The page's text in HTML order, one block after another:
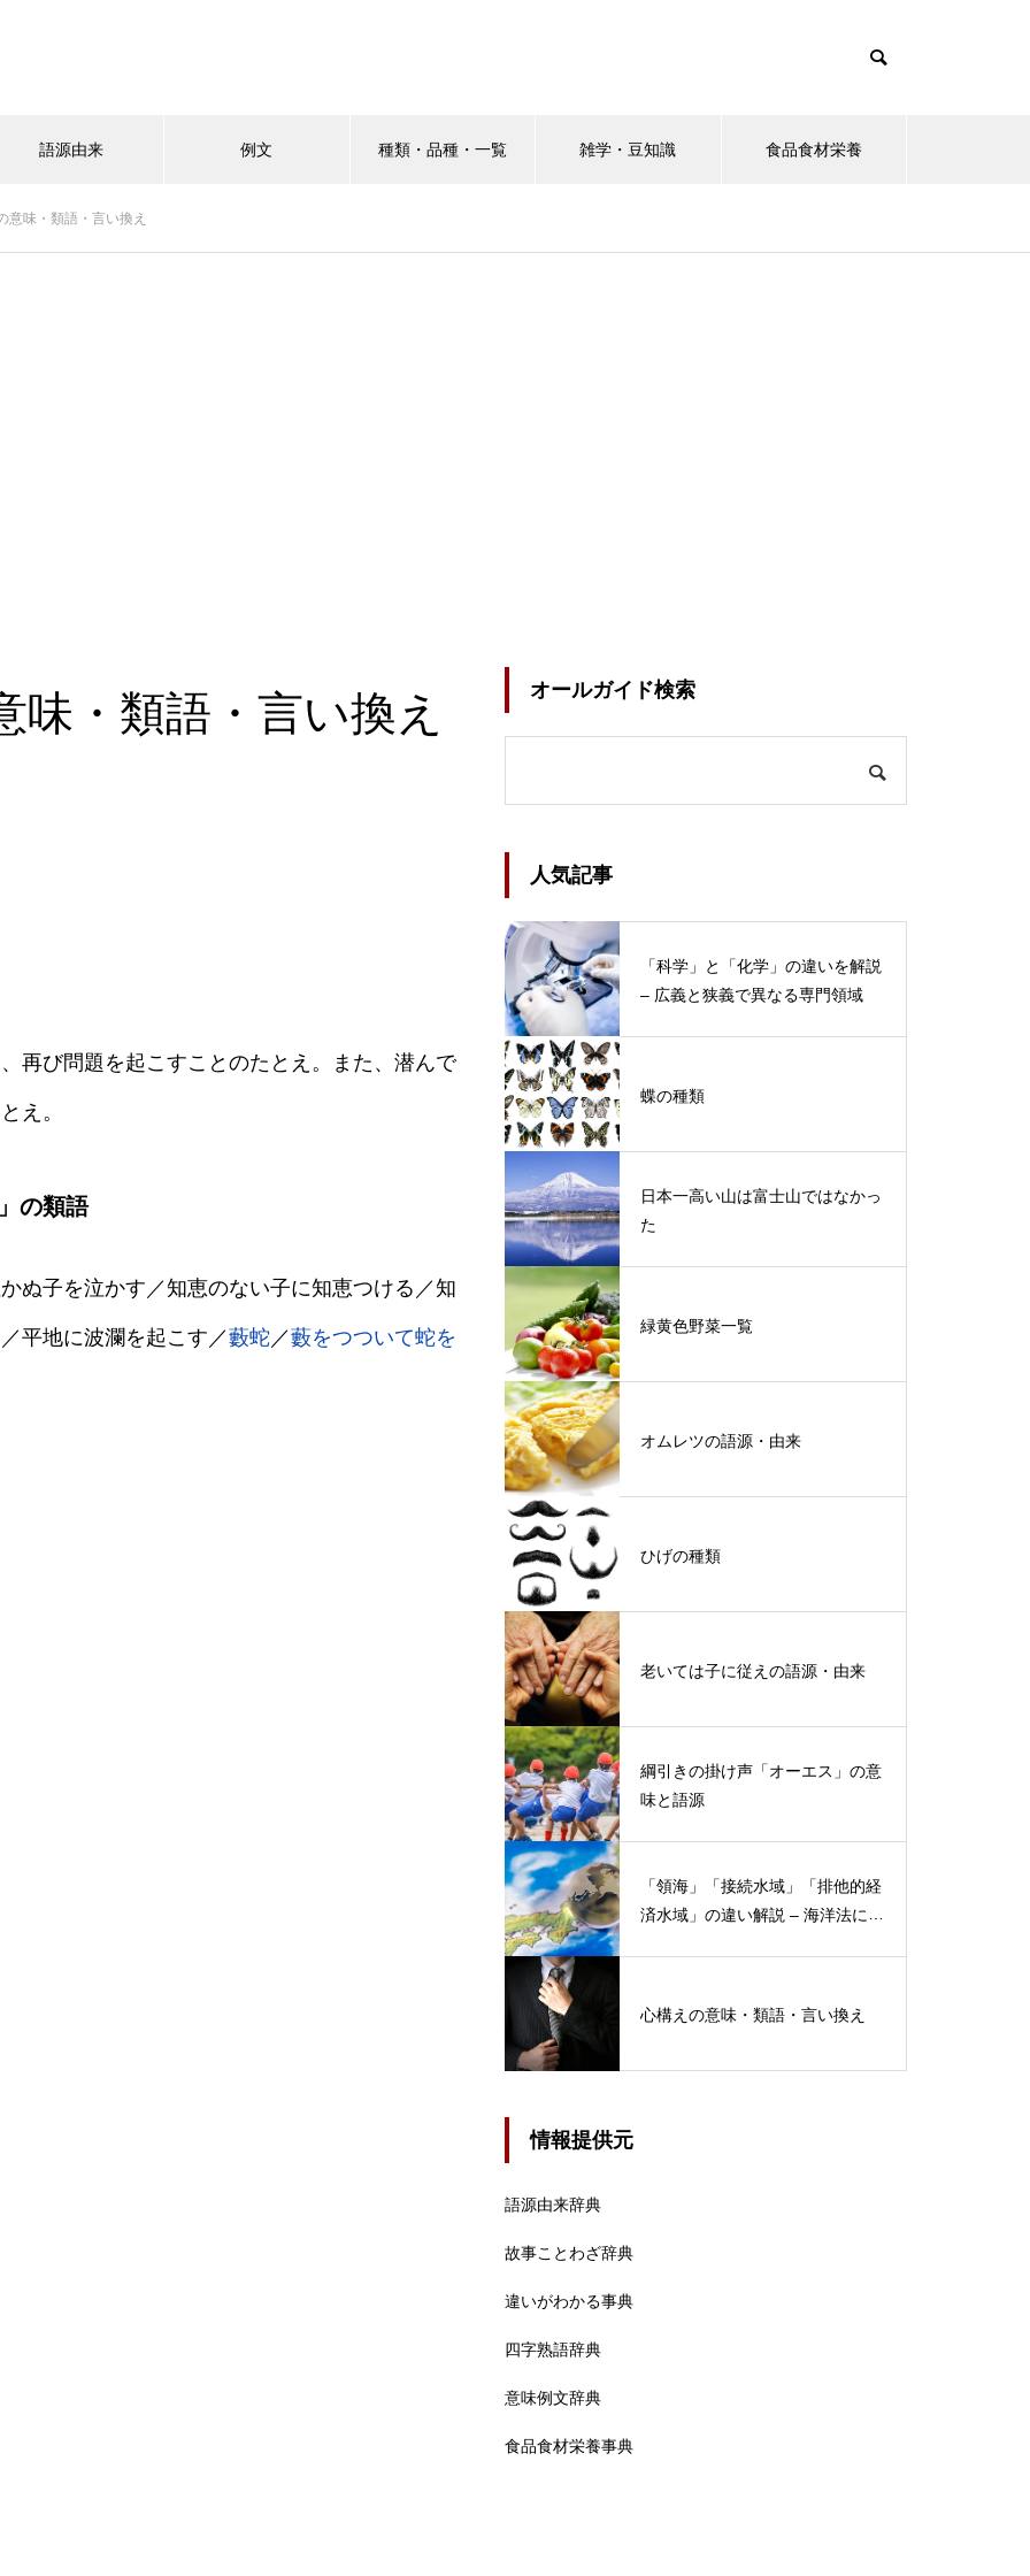
語源由来 例文 種類・品種・一覧 雑学・豆知識 食品食材栄養
意味・類語・言い換え
・類語・言い換え
再び問題を起こすことのたとえ。また、潜んで
え。
の類語
ぬ子を泣かす／知恵のない子に知恵つける／知
平地に波瀾を起こす／藪蛇／藪をつついて蛇を
オールガイド検索
人気記事
「科学」と「化学」の違いを解説
– 広義と狭義で異なる専門領域
蝶の種類
日本一高い山は富士山ではなかっ
た
緑黄色野菜一覧
オムレツの語源・由来
ひげの種類
老いては子に従えの語源・由来
綱引きの掛け声「オーエス」の意
味と語源
「領海」「接続水域」「排他的経
済水域」の違い解説 – 海洋法にお
心構えの意味・類語・言い換え
情報提供元
語源由来辞典
故事ことわざ辞典
違いがわかる事典
四字熟語辞典
意味例文辞典
食品食材栄養事典